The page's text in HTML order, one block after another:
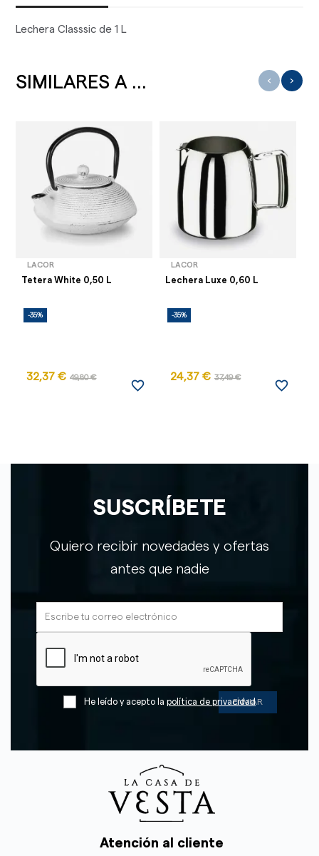
Lechera Classsic de 1 L
SIMILARES A ...
LACOR
Tetera White 0,50 L
-35%
32,37 € 49,80 €
favorite_border
LACOR
Lechera Luxe 0,60 L
-35%
24,37 € 37,49 €
favorite_border
‹ ›
SUSCRÍBETE
Quiero recibir novedades y ofertas
antes que nadie
He leído y acepto la política de privacidad
Atención al cliente